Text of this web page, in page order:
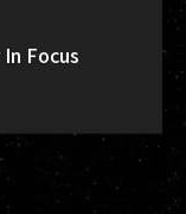
Focus